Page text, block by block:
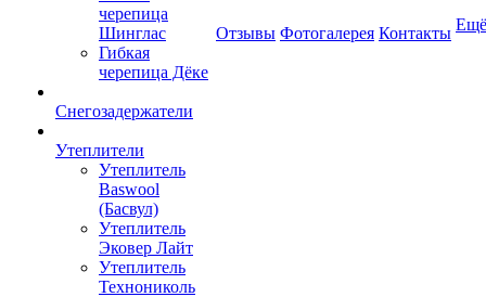
черепица
Шинглас
Гибкая
черепица Дёке
Снегозадержатели
Утеплители
Утеплитель
Baswool
(Басвул)
Утеплитель
Эковер Лайт
Утеплитель
Технониколь
Отзывы Фотогалерея Контакты Ещё